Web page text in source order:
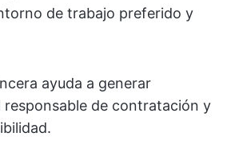
de trabajo preferido y
ayuda a generar
de contratación y